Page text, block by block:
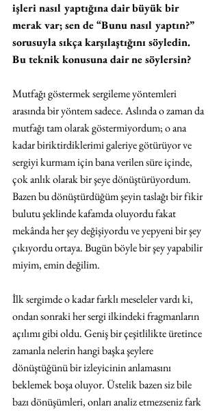
işleri nasıl yaptığına dair büyük bir
merak var; sen de “Bunu nasıl yaptın?”
sorusuyla sıkça karşılaştığını söyledin.
Bu teknik konusuna dair ne söylersin?
Mutfağı göstermek sergileme yöntemleri
arasında bir yöntem sadece. Aslında o zaman da
mutfağı tam olarak göstermiyordum; o ana
kadar biriktirdiklerimi galeriye götürüyor ve
sergiyi kurmam için bana verilen süre içinde,
çok anlık olarak bir şeye dönüştürüyordum.
Bazen bu dönüştürdüğüm şeyin taslağı bir fikir
bulutu şeklinde kafamda oluyordu fakat
mekânda her şey değişiyordu ve yepyeni bir şey
çıkıyordu ortaya. Bugün böyle bir şey yapabilir
miyim, emin değilim.
İlk sergimde o kadar farklı meseleler vardı ki,
ondan sonraki her sergi ilkindeki fragmanların
açılımı gibi oldu. Geniş bir çeşitlilikte üretince
zamanla nelerin hangi başka şeylere
dönüştüğünü bir izleyicinin anlamasını
beklemek boşa oluyor. Üstelik bazen siz bile
bazı dönüşümleri, onları analiz etmezseniz fark